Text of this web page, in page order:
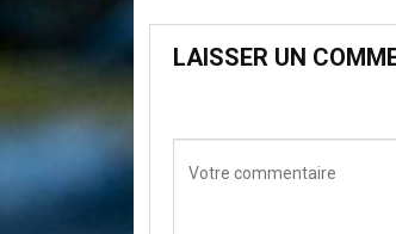
LAISSER UN